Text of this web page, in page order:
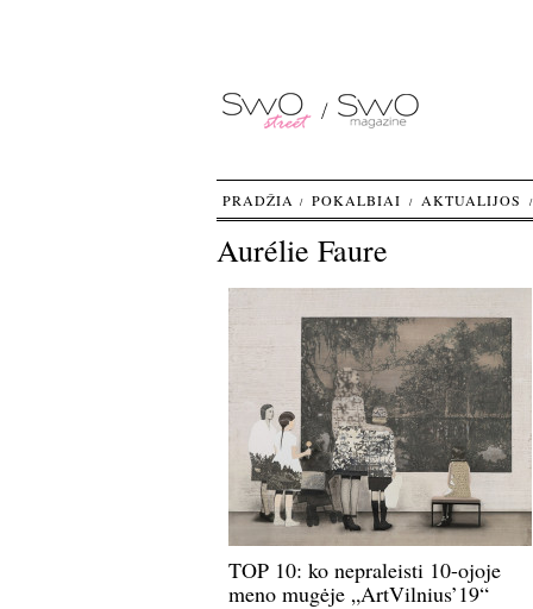
Aurélie Faure
TOP 10: ko nepraleisti 10-ojoje
meno mugėje „ArtVilnius’19“
PRADŽIA POKALBIAI AKTUALIJOS